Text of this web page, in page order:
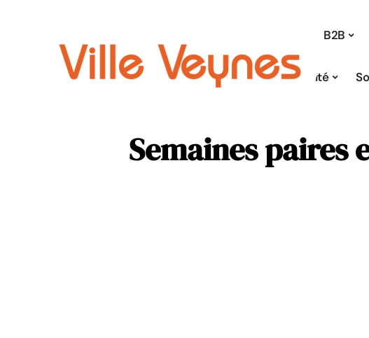
B2B
Parentalité
Semaines paires